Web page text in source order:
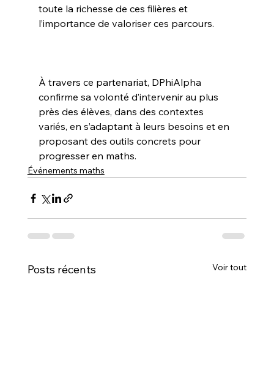
toute la richesse de ces filières et
l’importance de valoriser ces parcours.
À travers ce partenariat, DPhiAlpha
confirme sa volonté d’intervenir au plus
près des élèves, dans des contextes
variés, en s’adaptant à leurs besoins et en
proposant des outils concrets pour
progresser en maths.
Événements maths
Posts récents Voir tout